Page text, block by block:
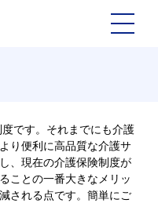
です。それまでにも介護
り便利に高品質な介護サ
、現在の介護保険制度が
ことの一番大きなメリッ
される点です。簡単にご